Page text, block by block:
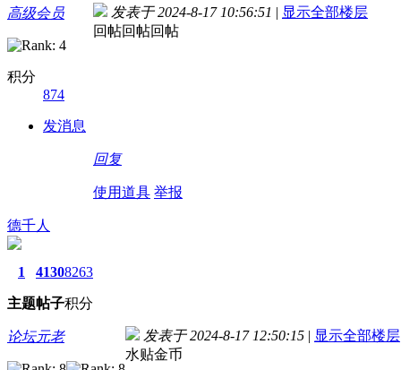
高级会员
积分
874
发消息
发表于 2024-8-17 10:56:51 | 显示全部楼层
回帖回帖回帖
回复
使用道具 举报
德千人
1
主题
4130
帖子
8263
积分
论坛元老 发表于 2024-8-17 12:50:15 | 显示全部楼层
水贴金币